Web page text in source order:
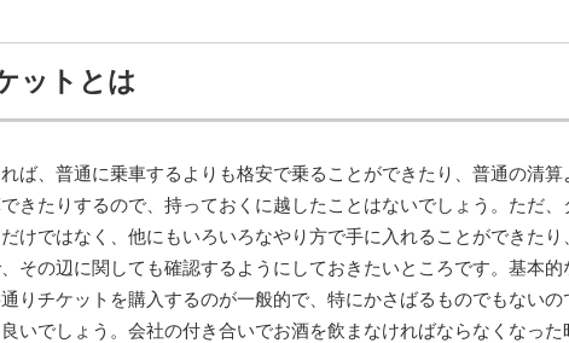
ットとは
ば、普通に乗車するよりも格安で乗ることができたり、普通の清算
きたりするので、持っておくに越したことはないでしょう。ただ、
けではなく、他にもいろいろなやり方で手に入れることができたり
その辺に関しても確認するようにしておきたいところです。基本的
りチケットを購入するのが一般的で、特にかさばるものでもないの
いでしょう。会社の付き合いでお酒を飲まなければならなくなった